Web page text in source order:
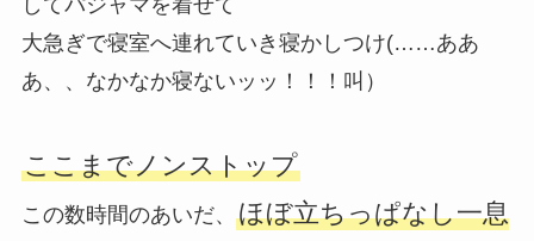
大急ぎで寝室へ連れていき寝かしつけ(……ああ
あ、、なかなか寝ないッッ！！！叫）
ここまでノンストップ
この数時間のあいだ、 ほぼ立ちっぱなし一息